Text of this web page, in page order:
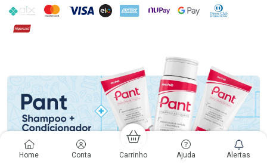
Home Conta Carrinho Ajuda Alertas
PIX MasterCard
VISA ELO AMEX NuPay Google PayDiners Club
Hipercard